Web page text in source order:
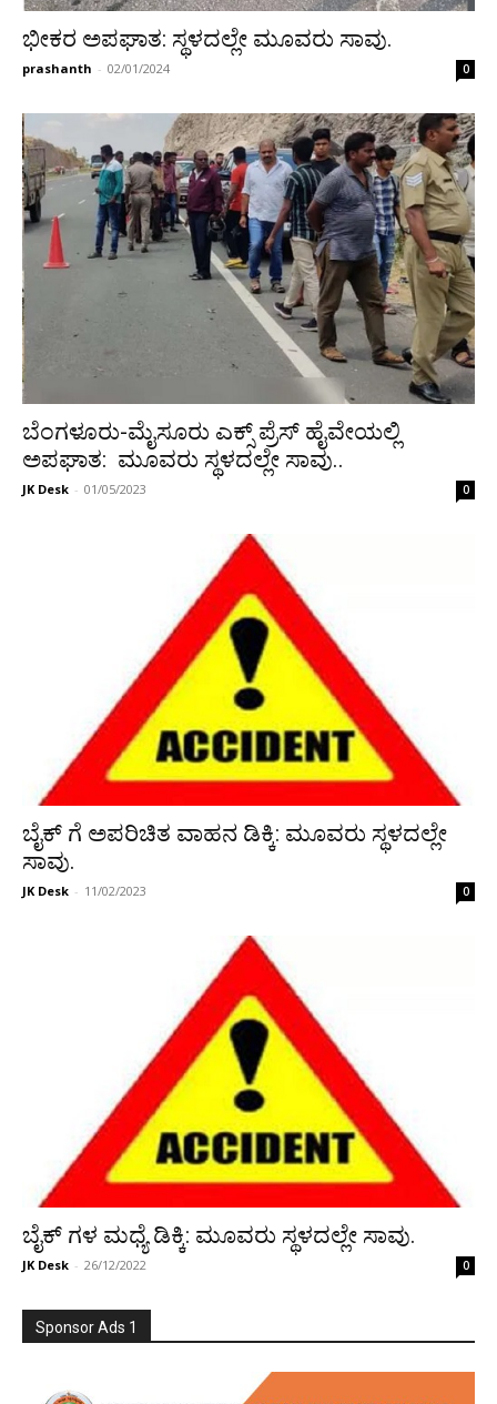
ಭೀಕರ ಅಪಘಾತ: ಸ್ಥಳದಲ್ಲೇ ಮೂವರು ಸಾವು.
prashanth - 02/01/2024 0
ಬೆಂಗಳೂರು-ಮೈಸೂರು ಎಕ್ಸ್ ಪ್ರೆಸ್ ಹೈವೇಯಲ್ಲಿ
ಅಪಘಾತ: ಮೂವರು ಸ್ಥಳದಲ್ಲೇ ಸಾವು..
JK Desk - 01/05/2023 0
ಬೈಕ್ ಗೆ ಅಪರಿಚಿತ ವಾಹನ ಡಿಕ್ಕಿ: ಮೂವರು ಸ್ಥಳದಲ್ಲೇ
ಸಾವು.
JK Desk - 11/02/2023 0
ಬೈಕ್ ಗಳ ಮಧ್ಯೆ ಡಿಕ್ಕಿ: ಮೂವರು ಸ್ಥಳದಲ್ಲೇ ಸಾವು.
JK Desk - 26/12/2022 0
Sponsor Ads 1